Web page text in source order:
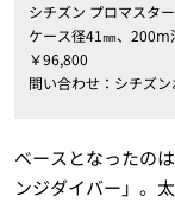
シチズン プロマスタ
ケース径41㎜、200ⅿ
￥96,800
問い合わせ：シチズ
ベースとなったの
ンジダイバー」。